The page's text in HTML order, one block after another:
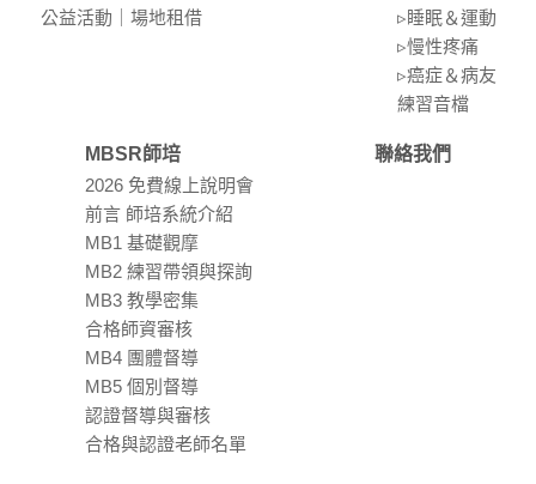
公益活動｜場地租借
▹睡眠＆運動
▹慢性疼痛
▹癌症＆病友
練習⾳檔
MBSR師培
2026 免費線上說明會
前言 師培系統介紹
MB1 基礎觀摩
MB2 練習帶領與探詢
MB3 教學密集
合格師資審核
MB4 團體督導
MB5 個別督導
認證督導與審核
合格與認證老師名單
聯絡我們